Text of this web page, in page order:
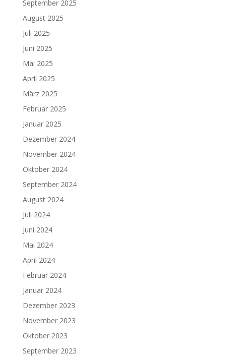
September 2025
August 2025
Juli 2025
Juni 2025
Mai 2025
April 2025
März 2025
Februar 2025
Januar 2025
Dezember 2024
November 2024
Oktober 2024
September 2024
August 2024
Juli 2024
Juni 2024
Mai 2024
April 2024
Februar 2024
Januar 2024
Dezember 2023
November 2023
Oktober 2023
September 2023